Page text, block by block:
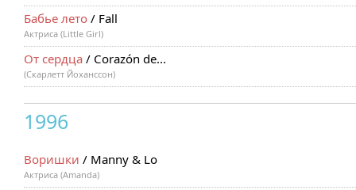
Бабье лето / Fall
Актриса (Little Girl)
От сердца / Corazón de...
(Скарлетт Йоханссон)
1996
Воришки / Manny & Lo
Актриса (Amanda)